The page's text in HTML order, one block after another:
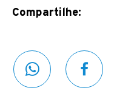
Compartilhe: